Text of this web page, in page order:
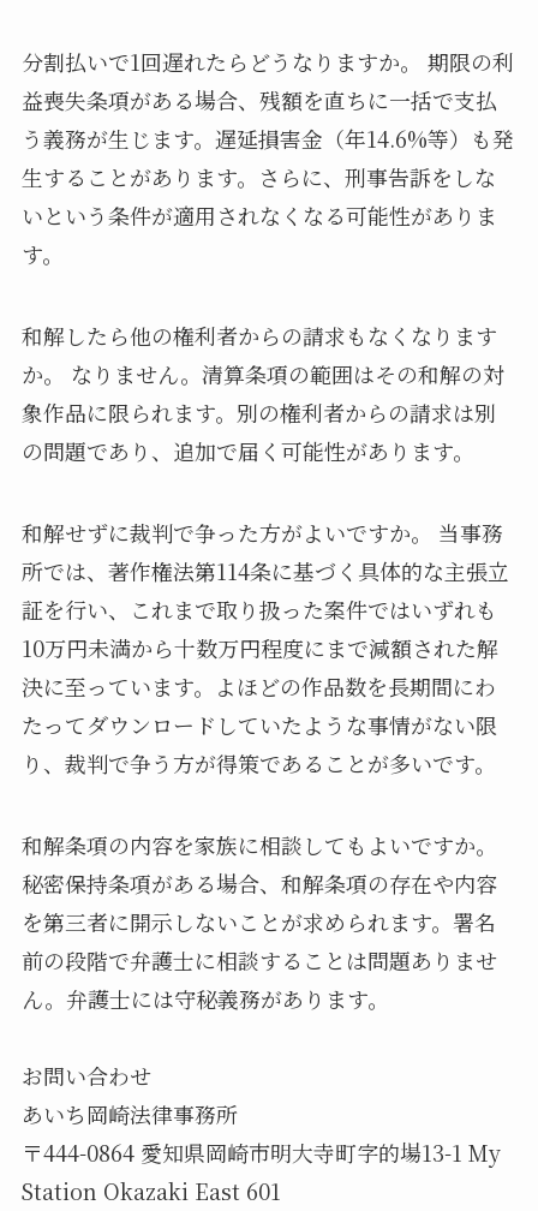
分割払いで1回遅れたらどうなりますか。 期限の利
益喪失条項がある場合、残額を直ちに一括で支払
う義務が生じます。遅延損害金（年14.6%等）も発
生することがあります。さらに、刑事告訴をしな
いという条件が適用されなくなる可能性がありま
す。
和解したら他の権利者からの請求もなくなります
か。 なりません。清算条項の範囲はその和解の対
象作品に限られます。別の権利者からの請求は別
の問題であり、追加で届く可能性があります。
和解せずに裁判で争った方がよいですか。 当事務
所では、著作権法第114条に基づく具体的な主張立
証を行い、これまで取り扱った案件ではいずれも
10万円未満から十数万円程度にまで減額された解
決に至っています。よほどの作品数を長期間にわ
たってダウンロードしていたような事情がない限
り、裁判で争う方が得策であることが多いです。
和解条項の内容を家族に相談してもよいですか。
秘密保持条項がある場合、和解条項の存在や内容
を第三者に開示しないことが求められます。署名
前の段階で弁護士に相談することは問題ありませ
ん。弁護士には守秘義務があります。
お問い合わせ
あいち岡崎法律事務所
〒444-0864 愛知県岡崎市明大寺町字的場13-1 My
Station Okazaki East 601